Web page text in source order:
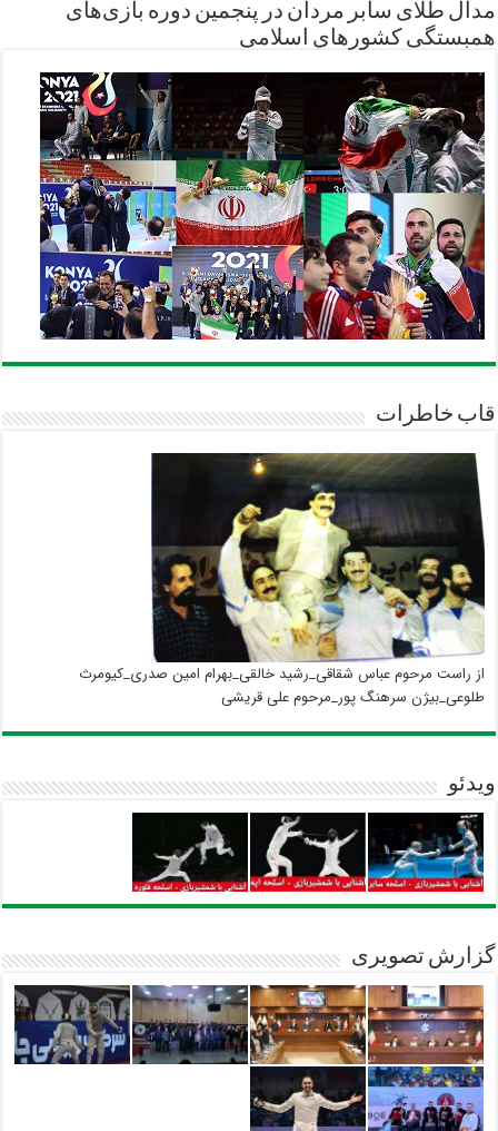
مدال طلای سابر مردان در پنجمین دوره بازی‌های
همبستگی کشورهای اسلامی
قاب خاطرات
از راست مرحوم عباس شقاقی_رشید خالقی_بهرام امین صدری_کیومرث
طلوعی_بیژن سرهنگ پور_مرحوم علی قریشی
ویدئو
گزارش تصویری